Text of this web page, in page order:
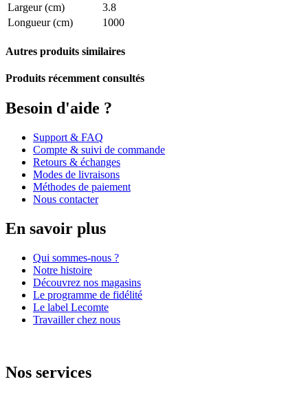
Largeur (cm)
3.8
Longueur (cm)
1000
Autres produits similaires
Produits récemment consultés
Besoin d'aide ?
Support & FAQ
Compte & suivi de commande
Retours & échanges
Modes de livraisons
Méthodes de paiement
Nous contacter
En savoir plus
Qui sommes-nous ?
Notre histoire
Découvrez nos magasins
Le programme de fidélité
Le label Lecomte
Travailler chez nous
Nos services